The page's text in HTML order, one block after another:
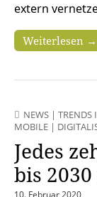
extern
Weiterlesen →
NEWS | TRENDS
MOBILE |
Jedes
bis